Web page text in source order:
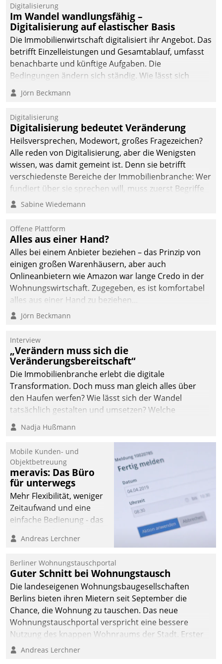
Digitalisierung
Im Wandel wandlungsfähig –
Digitalisierung auf elastischer Basis
Die Immobilienwirtschaft digitalisiert ihr Angebot. Das
betrifft Einzelleistungen und Gesamtablauf, umfasst
benachbarte und künftige Aufgaben. Die
Bedingungen ändern sich ständig. Wie lässt sich
technisch die Kontrolle wahren und zugleich Freiraum
fürs Wachsen öffnen?
Jörn Beckmann
Digitalisierung
Digitalisierung bedeutet Veränderung
Heilsversprechen, Modewort, großes Fragezeichen?
Alle reden von Digitalisierung, aber die Wenigsten
wissen, was damit gemeint ist. Denn sie betrifft
verschiedenste Bereiche der Immobilienbranche: Wer
fundiert über sie sprechen will, muss zuerst Begriffe
klären. Ein Aspekt ist die betriebliche Optimierung:
Einsparungen durch optimierte und automatisierte
Prozesse. Doch man darf nicht zu viel erwarten: Allein
mit der Einführung einer neuen Software ist es nicht
getan. Die Digitalisierung erfordert von Unternehmen
die Bereitschaft, sich zu überprüfen, zu hinterfragen
und zu verändern.
Sabine Wiedemann
Offene Plattform
Alles aus einer Hand?
Alles bei einem Anbieter beziehen – das Prinzip von
einigen großen Warenhäusern, aber auch
Onlineanbietern wie Amazon war lange Credo in der
Wohnungswirtschaft. Zugegeben, es ist komfortabel
alles aus einer Hand zu beziehen...
Jörn Beckmann
Interview
„Verändern muss sich die
Veränderungsbereitschaft“
Die Immobilienbranche erlebt die digitale
Transformation. Doch muss man gleich alles über
den Haufen werfen? Wie lässt sich der Wandel
tatsächlich gestalten und umsetzen? Welche
Argumente zählen wirklich?
Nadja Hußmann
Mobile Kunden- und
Objektbetreuung
meravis: Das Büro
für unterwegs
Mehr Flexibilität, weniger
Zeitaufwand und eine
einfache Bedienung - das
Cockpit für mobile
Datatrain. Die meravis
Wohnungsbau- und
Immobilien GmbH hat
sich dabei für den Betrieb
der Lösung über die SAP
Cloud Platform
entschieden - als erstes
Unternehmen am
Andreas Lerchner
Berliner Wohnungstauschportal
Guter Schnitt bei Wohnungstausch
Die landeseigenen Wohnungsbaugesellschaften
Berlins bieten ihren Mietern seit September die
Chance, die Wohnung zu tauschen. Das neue
Wohnungstauschportal verspricht eine bessere
Nutzung des knappen Wohnraums der Stadt. Erster
Anwendungsfall für Datatrains Lösung API-Hub mit
Andreas Lerchner